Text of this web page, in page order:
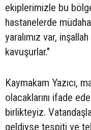
ekiplerimizle bu
hastanelerde
yaralımız var,
kavuşurlar."
Kaymakam Yazıcı,
olacaklarını ifade
birlikteyiz.
geldiyse tespiti ve